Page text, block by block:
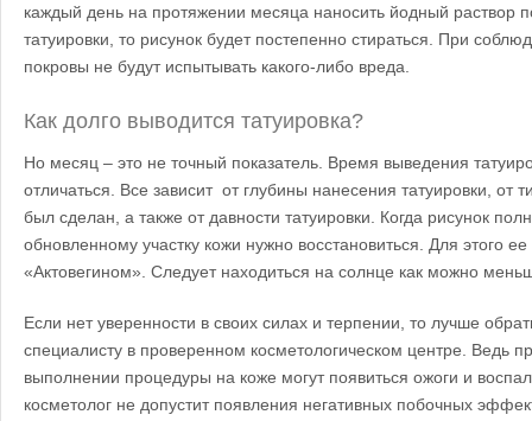
каждый день на протяжении месяца наносить йодный раствор
татуировки, то рисунок будет постепенно стираться. При
покровы не будут испытывать какого-либо вреда.
Как долго выводится татуировка?
Но месяц – это не точный показатель. Время выведения
отличаться. Все зависит от глубины нанесения татуировки, от
был сделан, а также от давности татуировки. Когда рисунок
обновленному участку кожи нужно восстановиться. Для этого
«Актовегином». Следует находиться на солнце как можно
Если нет уверенности в своих силах и терпении, то лучше
специалисту в проверенном косметологическом центре. Ведь
выполнении процедуры на коже могут появиться ожоги и
косметолог не допустит появления негативных побочных